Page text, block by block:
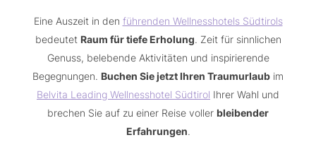
Eine Auszeit in den führenden Wellnesshotels Südtirols
bedeutet Raum für tiefe Erholung. Zeit für sinnlichen
Genuss, belebende Aktivitäten und inspirierende
Begegnungen. Buchen Sie jetzt Ihren Traumurlaub im
Belvita Leading Wellnesshotel Südtirol Ihrer Wahl und
brechen Sie auf zu einer Reise voller bleibender
Erfahrungen.